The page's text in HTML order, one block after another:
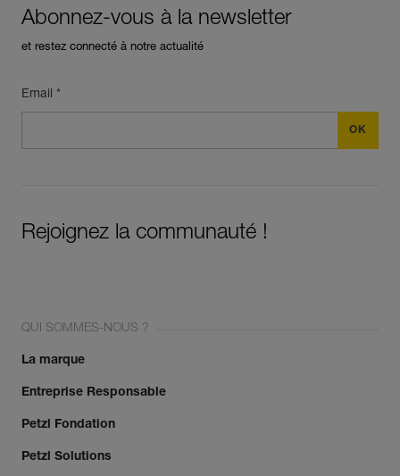
Abonnez-vous à la newsletter
et restez connecté à notre actualité
Email *
Rejoignez la communauté !
QUI SOMMES-NOUS ?
La marque
Entreprise Responsable
Petzl Fondation
Petzl Solutions